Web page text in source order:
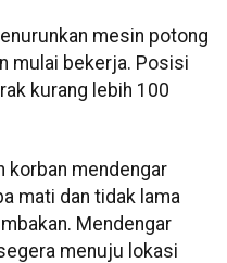
mesin potong
mulai bekerja. Posisi
kurang lebih 100
korban mendengar
mati dan tidak lama
Mendengar
menuju lokasi